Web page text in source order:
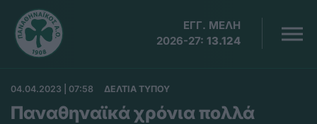
ΕΓΓ. ΜΕΛΗ
2026-27: 13.124
04.04.2023 | 07:58 ΔΕΛΤΙΑ ΤΥΠΟΥ
Παναθηναϊκά χρόνια πολλά